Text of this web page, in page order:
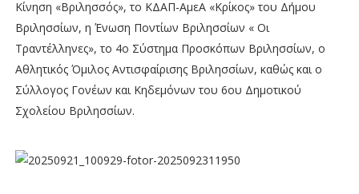
Κίνηση «Βριλησσός», το ΚΔΑΠ-ΑμεΑ «Κρίκος» του Δήμου
Βριλησσίων, η Ένωση Ποντίων Βριλησσίων « Οι
Τραντέλληνες», το 4ο Σύστημα Προσκόπων Βριλησσίων, ο
Αθλητικός Όμιλος Αντισφαίρισης Βριλησσίων, καθώς και ο
Σύλλογος Γονέων και Κηδεμόνων του 6ου Δημοτικού
Σχολείου Βριλησσίων.